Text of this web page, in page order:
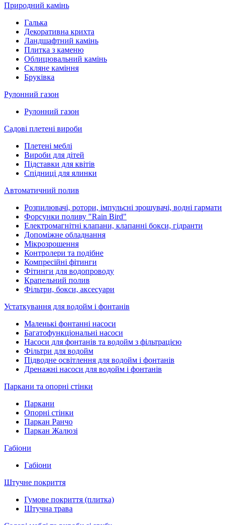
Природний камінь
Галька
Декоративна крихта
Ландшафтний камінь
Плитка з каменю
Облицювальний камінь
Скляне каміння
Бруківка
Рулонний газон
Рулонний газон
Садові плетені вироби
Плетені меблі
Вироби для дітей
Підставки для квітів
Спідниці для ялинки
Автоматичний полив
Розпилювачі, ротори, імпульсні зрошувачі, водні гармати
Форсунки поливу "Rain Bird"
Електромагнітні клапани, клапанні бокси, гідранти
Допоміжне обладнання
Мікрозрошення
Контролери та подібне
Компресійні фітинги
Фітинги для водопроводу
Крапельний полив
Фільтри, бокси, аксесуари
Устаткування для водойм і фонтанів
Маленькі фонтанні насоси
Багатофункціональні насоси
Насоси для фонтанів та водойм з фільтрацією
Фільтри для водойм
Підводне освітлення для водойм і фонтанів
Дренажні насоси для водойм і фонтанів
Паркани та опорні стінки
Паркани
Опорні стінки
Паркан Ранчо
Паркан Жалюзі
Габіони
Габіони
Штучне покриття
Гумове покриття (плитка)
Штучна трава